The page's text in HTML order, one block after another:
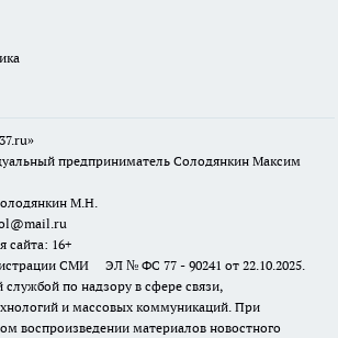
предприниматель Солодянкин Максим
М.Н.
сайта: 16+
СМИ ЭЛ № ФС 77 - 90241 от 22.10.2025.
по надзору в сфере связи,
и массовых коммуникаций. При
воспроизведении материалов новостного